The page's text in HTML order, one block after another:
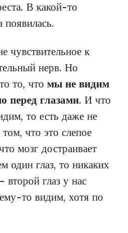
В какой-то
появилась.
чувствительное к
нерв. Но
то, что мы не видим
перед глазами. И что
то есть даже не
что это слепое
мозг достраивает
глаз, то никаких
глаз у нас
то видим, хотя по